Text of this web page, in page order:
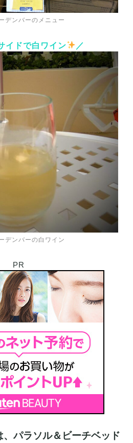
デンバーのメニュー
イドで白ワイン ／
デンバーの白ワイン
PR
、パラソル＆ビーチベッド